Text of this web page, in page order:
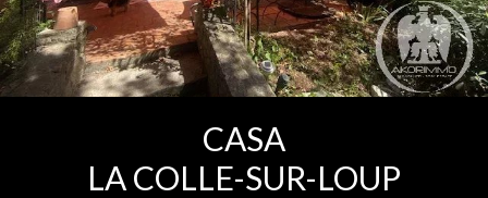
CASA
LA COLLE-SUR-LOUP